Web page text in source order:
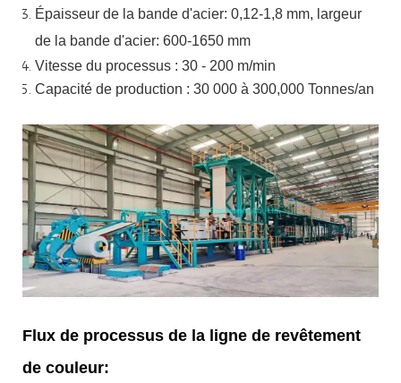
Épaisseur de la bande d'acier: 0,12-1,8 mm, largeur
de la bande d'acier: 600-1650 mm
Vitesse du processus : 30 - 200 m/min
Capacité de production : 30 000 à 300,000 Tonnes/an
Flux de processus de la ligne de revêtement
de couleur: